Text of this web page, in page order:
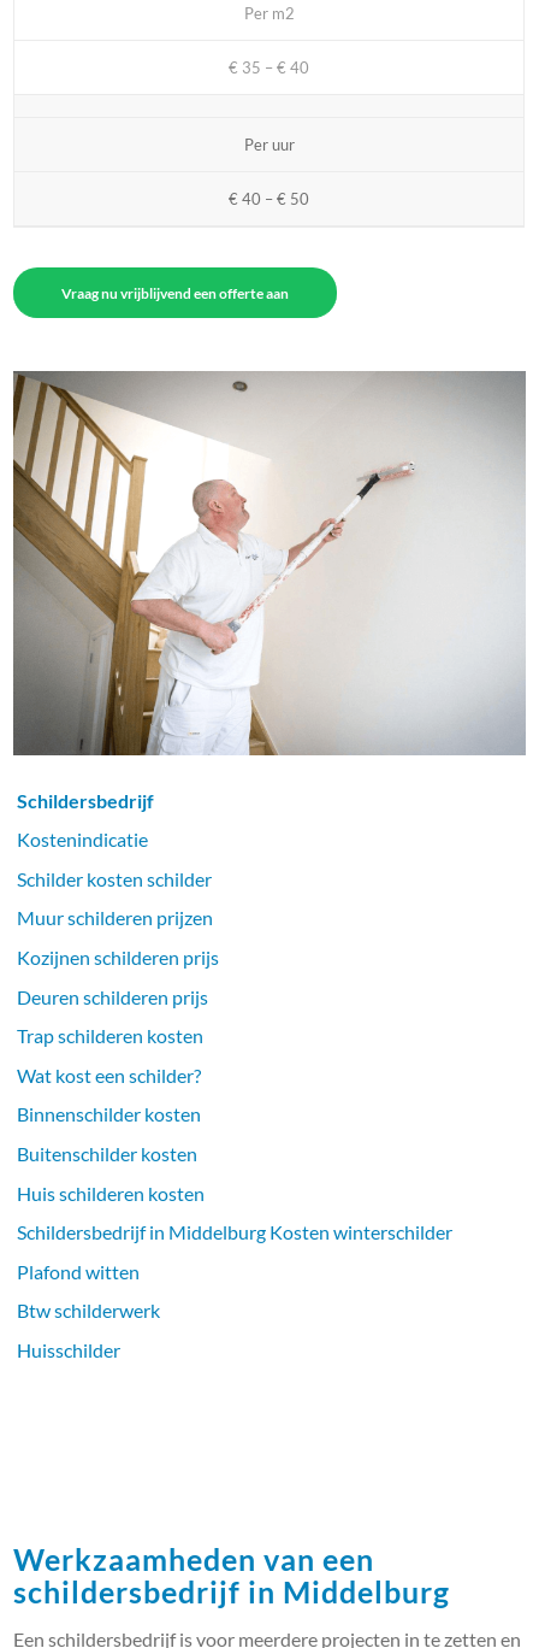
Per m2
€ 35 – € 40
Per uur
€ 40 – € 50
Vraag nu vrijblijvend een offerte aan
Schildersbedrijf
Kostenindicatie
Schilder kosten schilder
Muur schilderen prijzen
Kozijnen schilderen prijs
Deuren schilderen prijs
Trap schilderen kosten
Wat kost een schilder?
Binnenschilder kosten
Buitenschilder kosten
Huis schilderen kosten
Schildersbedrijf in Middelburg Kosten winterschilder
Plafond witten
Btw schilderwerk
Huisschilder
Werkzaamheden van een
schildersbedrijf in Middelburg
Een schildersbedrijf is voor meerdere projecten in te zetten en